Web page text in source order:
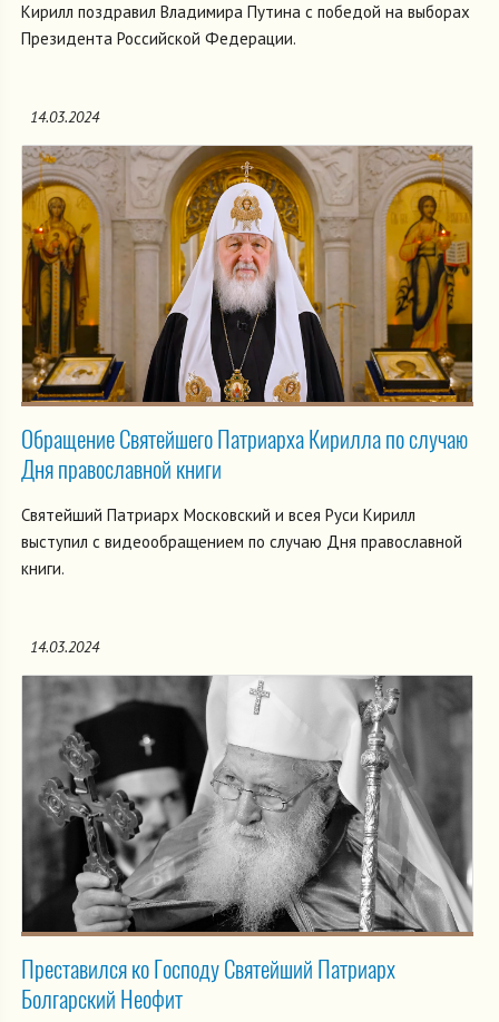
Кирилл поздравил Владимира Путина с победой на выборах
Президента Российской Федерации.
14.03.2024
Обращение Святейшего Патриарха Кирилла по случаю
Дня православной книги
Святейший Патриарх Московский и всея Руси Кирилл
выступил с видеообращением по случаю Дня православной
книги.
14.03.2024
Преставился ко Господу Святейший Патриарх
Болгарский Неофит